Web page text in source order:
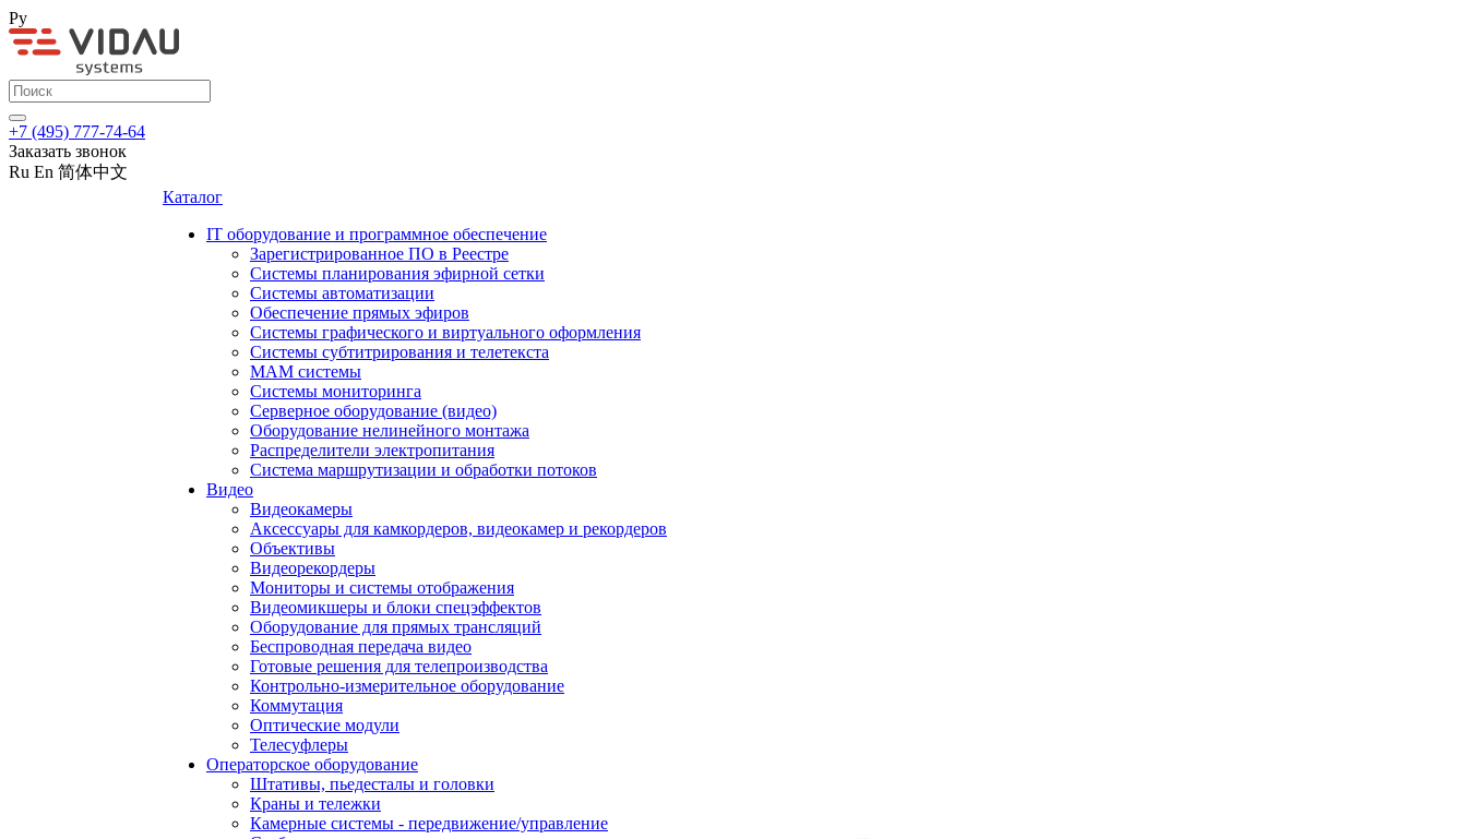
Ру
+7 (495) 777-74-64
Заказать звонок
Ru En 简体中文
Каталог
IT оборудование и программное обеспечение
Зарегистрированное ПО в Реестре
Системы планирования эфирной сетки
Системы автоматизации
Обеспечение прямых эфиров
Системы графического и виртуального оформления
Системы субтитрирования и телетекста
MAM системы
Системы мониторинга
Серверное оборудование (видео)
Оборудование нелинейного монтажа
Распределители электропитания
Система маршрутизации и обработки потоков
Видео
Видеокамеры
Аксессуары для камкордеров, видеокамер и рекордеров
Объективы
Видеорекордеры
Мониторы и системы отображения
Видеомикшеры и блоки спецэффектов
Оборудование для прямых трансляций
Беспроводная передача видео
Готовые решения для телепроизводства
Контрольно-измерительное оборудование
Коммутация
Оптические модули
Телесуфлеры
Операторское оборудование
Штативы, пьедесталы и головки
Краны и тележки
Камерные системы - передвижение/управление